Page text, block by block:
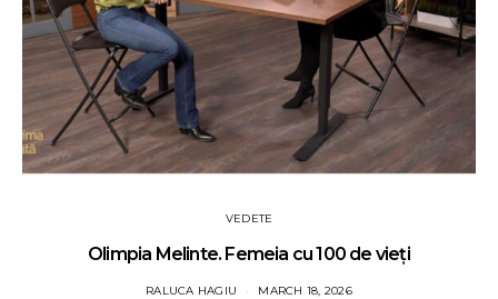
VEDETE
Olimpia Melinte. Femeia cu 100 de vieți
RALUCA HAGIU MARCH 18, 2026